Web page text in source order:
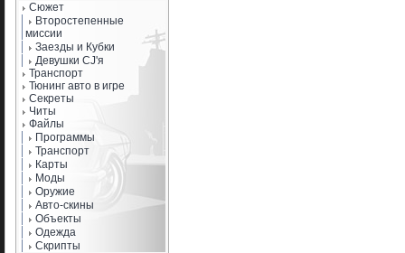
Сюжет
Второстепенные
миссии
Заезды и Кубки
Девушки CJ'я
Транспорт
Тюнинг авто в игре
Секреты
Читы
Файлы
Программы
Транспорт
Карты
Моды
Оружие
Авто-скины
Объекты
Одежда
Скрипты